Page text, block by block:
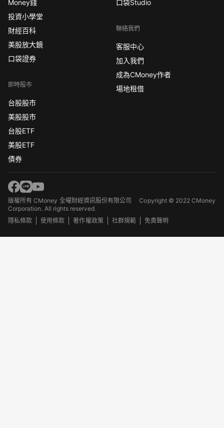
Money錢
投資小學堂
財經百科
美股放大鏡
口袋證券
即時股市
台股股市
美股股市
台股ETF
美股ETF
債券
口袋Studio
聯絡我們
客服中心
加入我們
成為CMoney作者
場地租借
版權所有 CMoney 全曜財經資訊股份有限公司Copyright © 2022 CMoney
Corporation. All rights reserved.
隱私條款
使用條款 著作權政策 社群規範 免責聲明